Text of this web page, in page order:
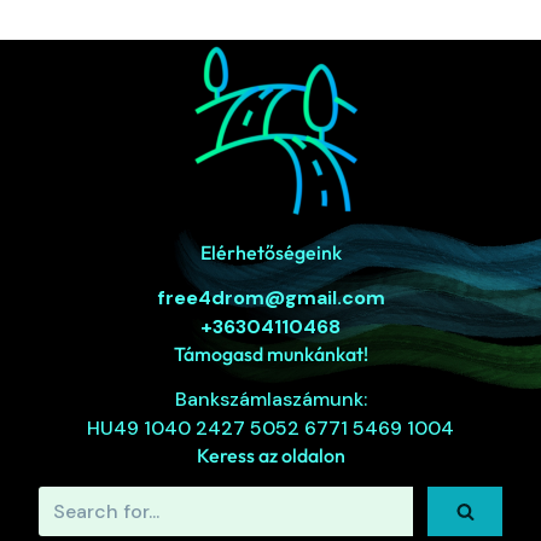
Elérhetőségeink
free4drom@gmail.com
+36304110468
Támogasd munkánkat!
Bankszámlaszámunk:
HU49 1040 2427 5052 6771 5469 1004
Keress az oldalon